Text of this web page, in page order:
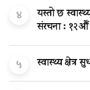
४
यस्तो छ
संरचना : १२औँ
५ स्वास्थ्य क्षेत्र